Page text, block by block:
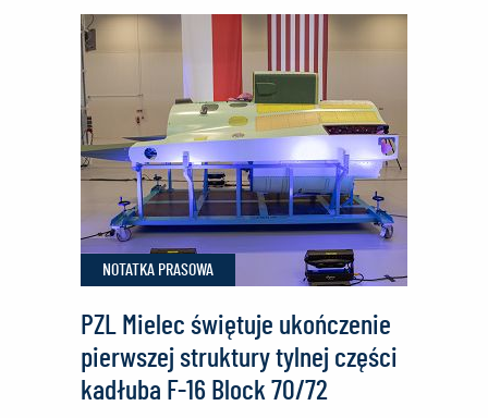
dostarczył
Rumunii
pierwsze
śmigłowce
Sikorsky
S-
70
Black
NOTATKA PRASOWA
PZL Mielec świętuje ukończenie
pierwszej struktury tylnej części
kadłuba F-16 Block 70/72